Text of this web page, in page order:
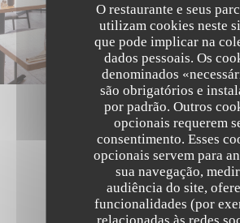
O restaurante e seus
utilizam cookies neste
que pode implicar na
dados pessoais. Os
denominados
são obrigatórios e
por padrão. Outros
opcionais requerem
consentimento. Esses
opcionais servem para
sua navegação,
audiência do site,
funcionalidades (por
relacionadas às redes